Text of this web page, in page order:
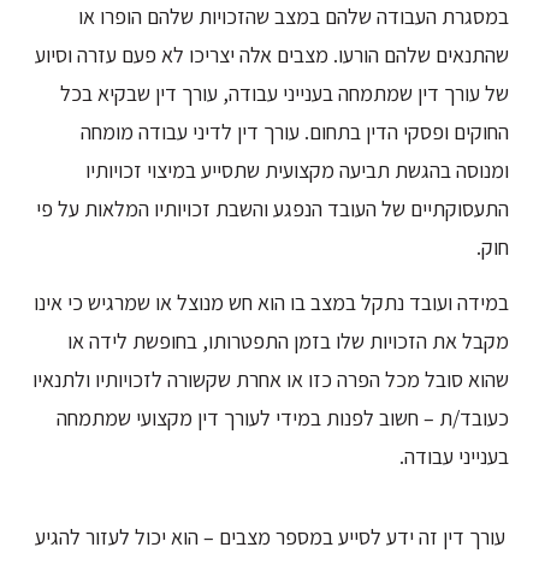
במסגרת העבודה שלהם במצב שהזכויות שלהם הופרו או
שהתנאים שלהם הורעו. מצבים אלה יצריכו לא פעם עזרה וסיוע
של עורך דין שמתמחה בענייני עבודה, עורך דין שבקיא בכל
החוקים ופסקי הדין בתחום. עורך דין לדיני עבודה מומחה
ומנוסה בהגשת תביעה מקצועית שתסייע במיצוי זכויותיו
התעסוקתיים של העובד הנפגע והשבת זכויותיו המלאות על פי
חוק.
במידה ועובד נתקל במצב בו הוא חש מנוצל או שמרגיש כי אינו
מקבל את הזכויות שלו בזמן התפטרותו, בחופשת לידה או
שהוא סובל מכל הפרה כזו או אחרת שקשורה לזכויותיו ולתנאיו
כעובד/ת – חשוב לפנות במידי לעורך דין מקצועי שמתמחה
בענייני עבודה.
עורך דין זה ידע לסייע במספר מצבים – הוא יכול לעזור להגיע